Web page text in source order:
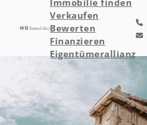
Immobilie finden
Verkaufen
Bewerten
Finanzieren
Eigentümerallianz